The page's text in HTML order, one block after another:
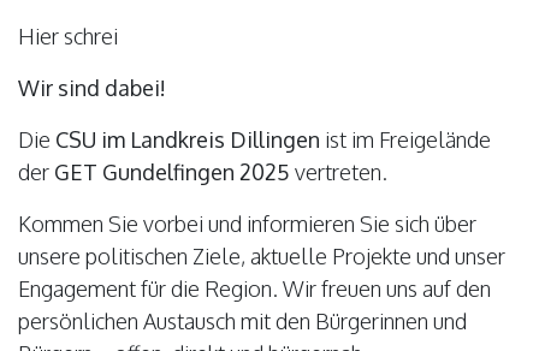
Hier schrei
Wir sind dabei!
Die CSU im Landkreis Dillingen ist im Freigelände
der GET Gundelfingen 2025 vertreten.
Kommen Sie vorbei und informieren Sie sich über
unsere politischen Ziele, aktuelle Projekte und unser
Engagement für die Region. Wir freuen uns auf den
persönlichen Austausch mit den Bürgerinnen und